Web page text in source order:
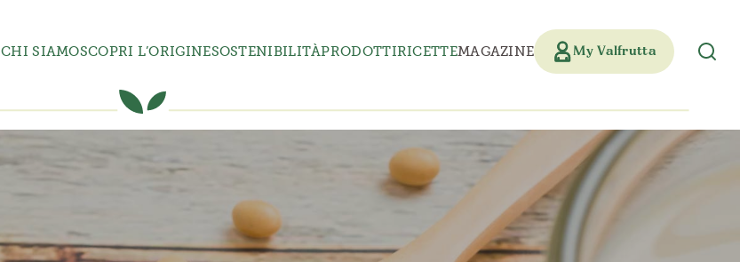
CHI SIAMOSCOPRI L’ORIGINESOSTENIBILITÀPRODOTTIRICETTEMAGAZINE My Valfrutta